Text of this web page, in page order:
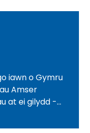
iawn o Gymru
Amser
at ei gilydd -
Cymru.